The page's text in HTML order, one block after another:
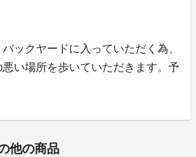
ックヤードに入っていただく為、
い場所を歩いていただきます。予
他の商品